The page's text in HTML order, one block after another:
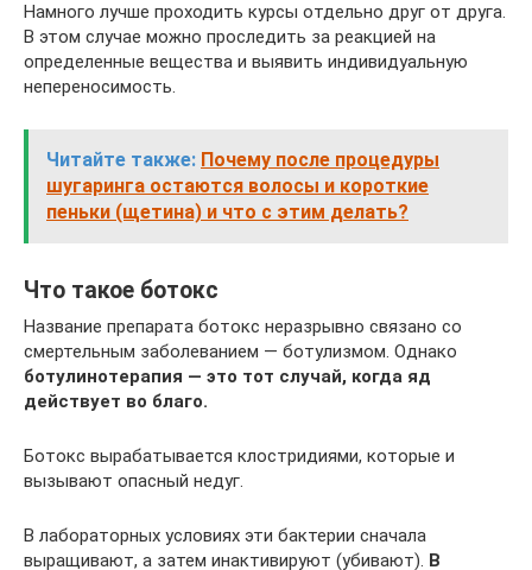
Намного лучше проходить курсы отдельно друг от друга.
В этом случае можно проследить за реакцией на
определенные вещества и выявить индивидуальную
непереносимость.
Читайте также: Почему после процедуры
шугаринга остаются волосы и короткие
пеньки (щетина) и что с этим делать?
Что такое ботокс
Название препарата ботокс неразрывно связано со
смертельным заболеванием — ботулизмом. Однако
ботулинотерапия — это тот случай, когда яд
действует во благо.
Ботокс вырабатывается клостридиями, которые и
вызывают опасный недуг.
В лабораторных условиях эти бактерии сначала
выращивают, а затем инактивируют (убивают). В